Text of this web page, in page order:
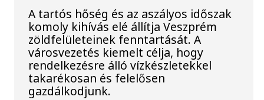
A tartós hőség és az aszályos időszak
komoly kihívás elé állítja Veszprém
zöldfelületeinek fenntartását. A
városvezetés kiemelt célja, hogy
rendelkezésre álló vízkészletekkel
takarékosan és felelősen
gazdálkodjunk.